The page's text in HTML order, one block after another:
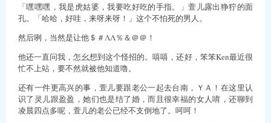
「嘿嘿嘿，我是虎姑婆，我要吃好吃的手指。」萱儿露出狰狞的面
孔。「哈哈，好哇，来呀来呀！」这个不怕死的男人。
然后咧，当然是让他＄＃ΛΛ％＆＠＠！
他还一直问我，怎幺想到这个怪招的。嘻嘻，还好，笨笨Ken最近很
忙不上站，要不然就被他知道噜。
还有一件更高兴的事，萱儿要跟老公一起去台南，ＹＡ！在这里认
识了灵儿跟盈盈，她们也是结了婚，而且很幸福的女人唷，还聊到
凌晨四点多呢，萱儿的老公已经不支倒地了。呵呵！